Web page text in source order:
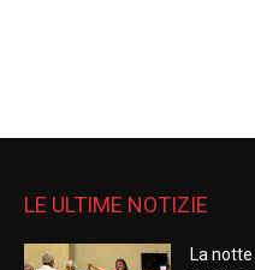
LE ULTIME NOTIZIE
La